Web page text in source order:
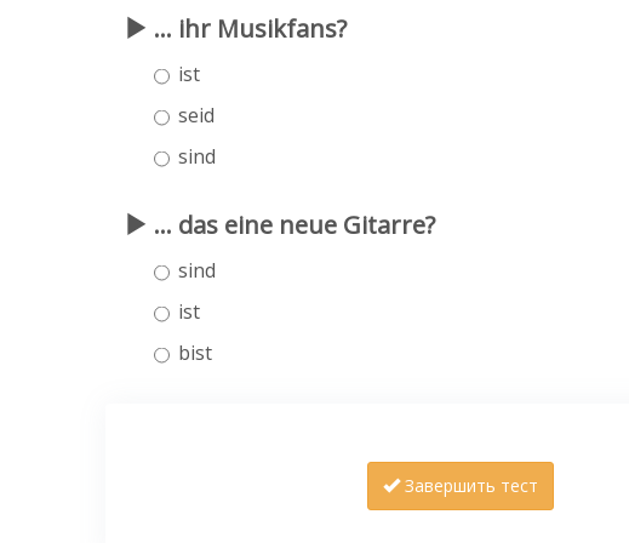
... ihr Musikfans?
ist
seid
sind
... das eine neue Gitarre?
sind
ist
bist
Завершить тест